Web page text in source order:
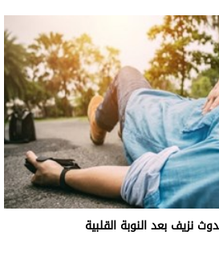
نزيف بعد النوبة القلبية